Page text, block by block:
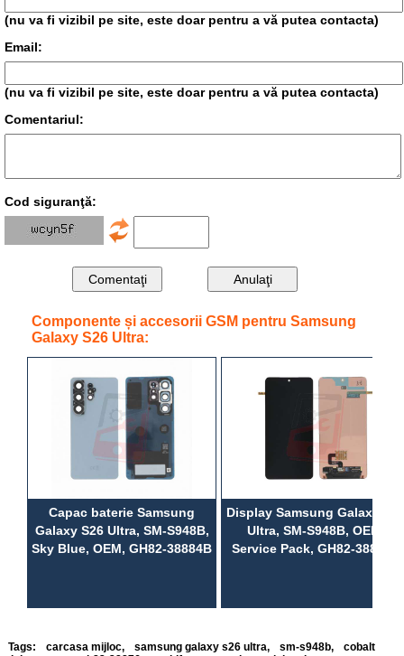
(nu va fi vizibil pe site, este doar pentru a vă putea contacta)
Email:
(nu va fi vizibil pe site, este doar pentru a vă putea contacta)
Comentariul:
Cod siguranţă:
Componente și accesorii GSM pentru Samsung
Galaxy S26 Ultra:
Capac baterie Samsung
Galaxy S26 Ultra, SM-S948B,
Sky Blue, OEM, GH82-38884B
Display Samsung Galaxy
Ultra, SM-S948B, OEM,
Service Pack, GH82-38875A
Tags: carcasa mijloc, samsung galaxy s26 ultra, sm-s948b,
cobalt